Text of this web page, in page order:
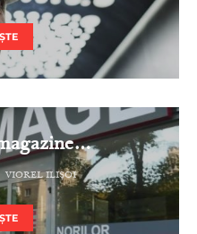
VIOREL ILIȘOI